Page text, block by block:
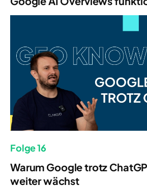
Folge 16
Warum Google trotz
weiter wächst